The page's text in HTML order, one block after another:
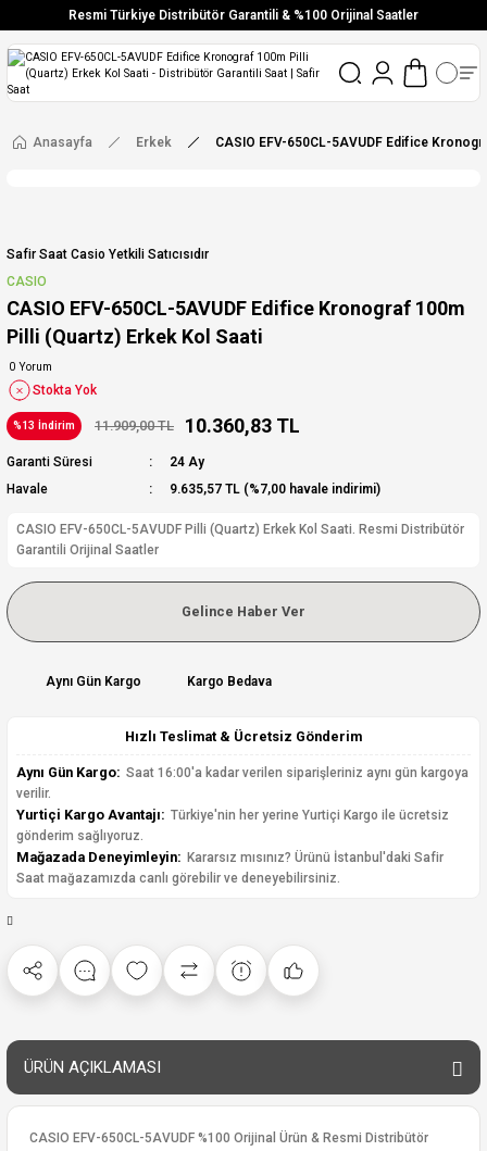
Resmi Türkiye Distribütör Garantili & %100 Orijinal Saatler
Vade Farksız 6 Taksit
Aynı Gün Stoktan Gönderim
Ücretsiz Kargo
Anasayfa Erkek CASIO EFV-650CL-5AVUDF Edifice
Safir Saat Casio Yetkili Satıcısıdır
CASIO
CASIO EFV-650CL-5AVUDF Edifice Kronograf 100m
Pilli (Quartz) Erkek Kol Saati
0 Yorum
Stokta Yok
%13 İndirim 11.909,00 TL 10.360,83 TL
Garanti Süresi
24 Ay
Havale
9.635,57 TL (%7,00 havale indirimi)
CASIO EFV-650CL-5AVUDF Pilli (Quartz) Erkek Kol Saati. Resmi Distribütör
Garantili Orijinal Saatler
Gelince Haber Ver
Aynı Gün Kargo Kargo Bedava
Hızlı Teslimat & Ücretsiz Gönderim
Aynı Gün Kargo: Saat 16:00'a kadar verilen siparişleriniz aynı gün kargoya
verilir.
Yurtiçi Kargo Avantajı: Türkiye'nin her yerine Yurtiçi Kargo ile ücretsiz
gönderim sağlıyoruz.
Mağazada Deneyimleyin: Kararsız mısınız? Ürünü İstanbul'daki Safir
Saat mağazamızda canlı görebilir ve deneyebilirsiniz.
ÜRÜN AÇIKLAMASI
CASIO EFV-650CL-5AVUDF %100 Orijinal Ürün & Resmi Distribütör